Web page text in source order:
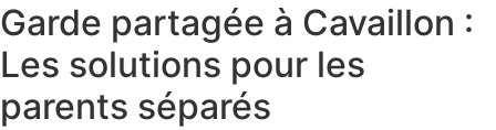
Garde partagée à Cavaillon :
Les solutions pour les
parents séparés